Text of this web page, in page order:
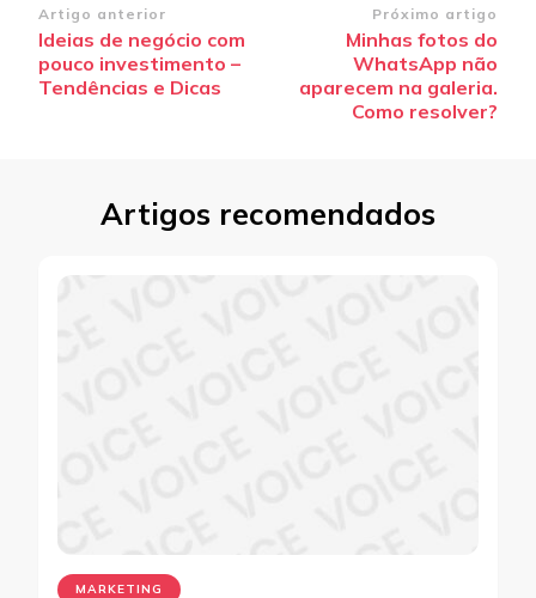
Navegação
de
post
Artigo anterior
Ideias de negócio com
pouco investimento –
Tendências e Dicas
Próximo artigo
Minhas fotos do
WhatsApp não
aparecem na galeria.
Como resolver?
Artigos recomendados
MARKETING